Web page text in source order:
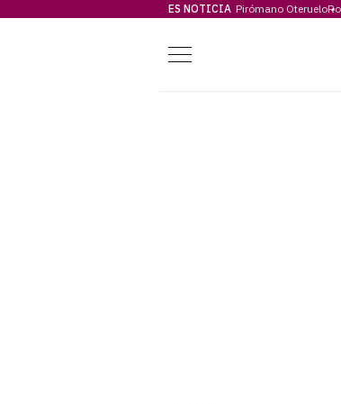
ES NOTICIA Pirómano Oteruelo
Menú